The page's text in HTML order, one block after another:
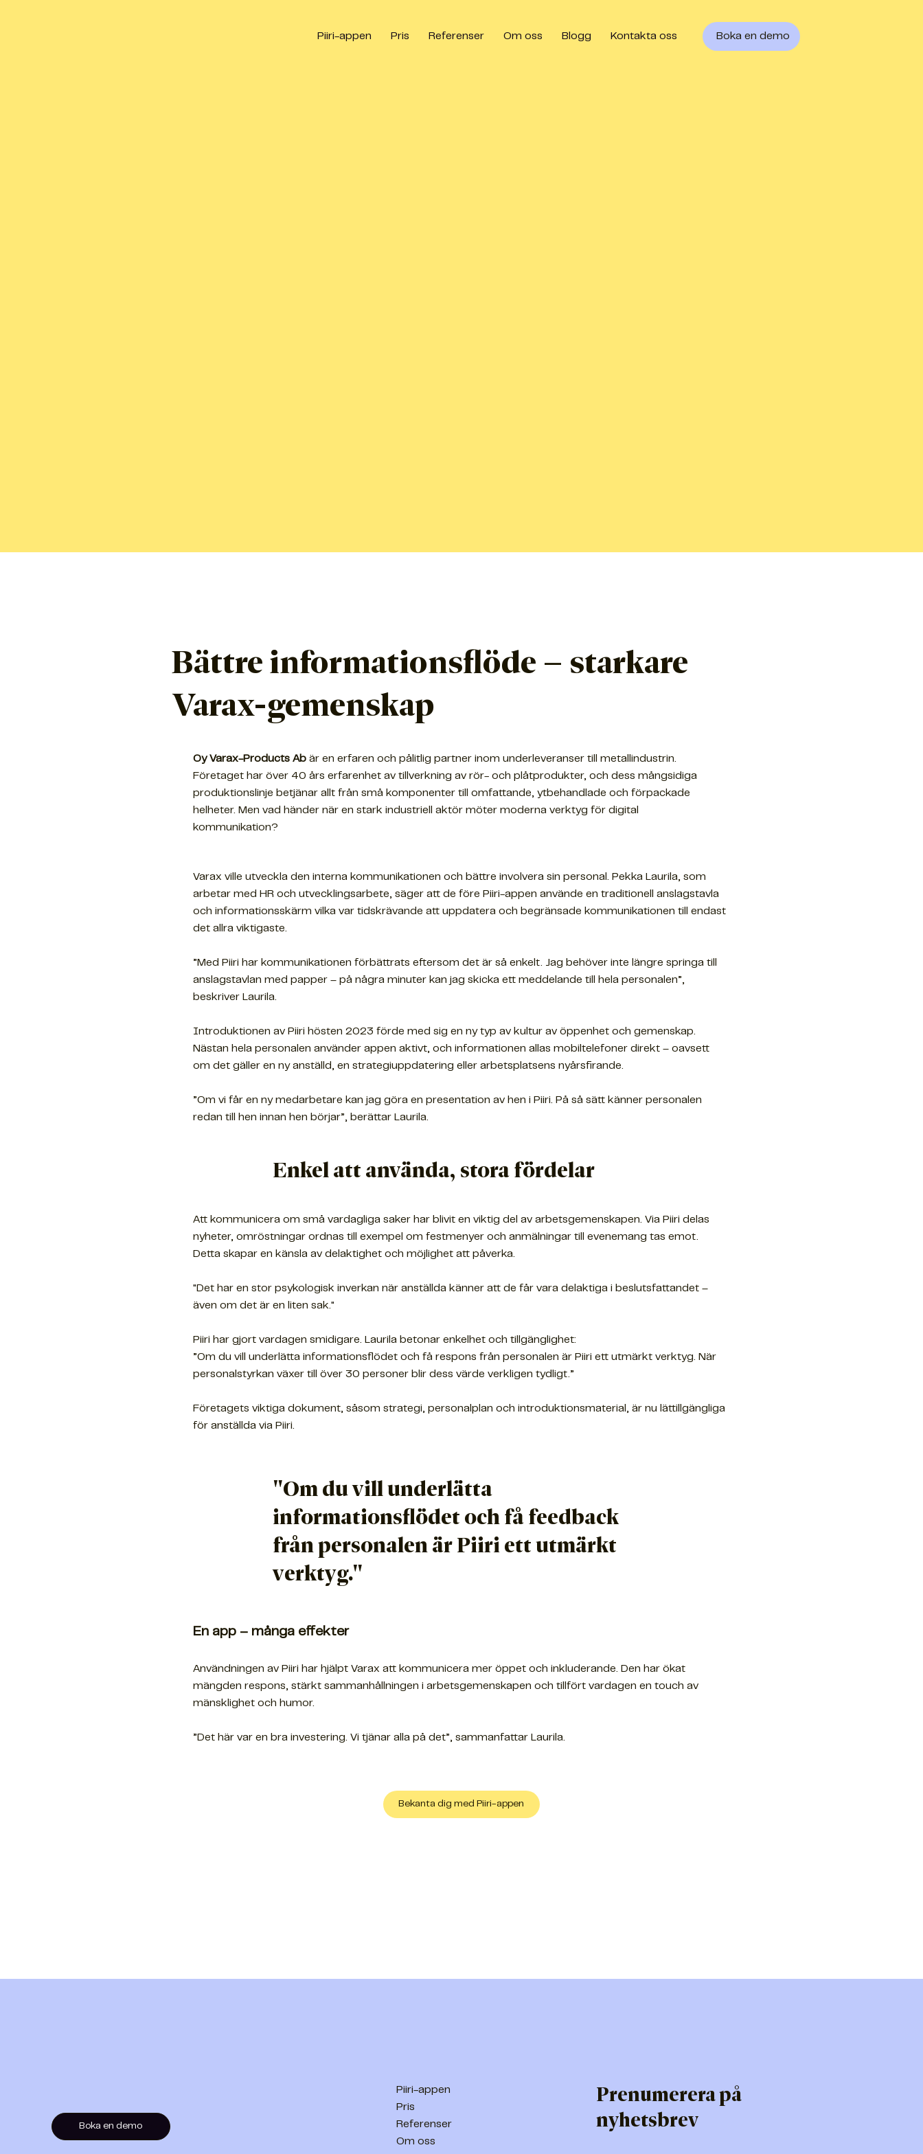
Piiri-appen Pris Referenser Om oss Blogg Kontakta oss Boka en demo
Bättre informationsflöde – starkare
Varax-gemenskap
Oy Varax-Products Abär en erfaren och pålitlig partner inom underleveranser till metallindustrin.
Företaget har över 40 års erfarenhet av tillverkning av rör- och plåtprodukter, och dess mångsidiga
produktionslinje betjänar allt från små komponenter till omfattande, ytbehandlade och förpackade
helheter. Men vad händer när en stark industriell aktör möter moderna verktyg för digital
kommunikation?
Varax ville utveckla den interna kommunikationen och bättre involvera sin personal. Pekka Laurila, som
arbetar med HR och utvecklingsarbete, säger att de före Piiri-appen använde en traditionell anslagstavla
och informationsskärm vilka var tidskrävande att uppdatera och begränsade kommunikationen till endast
det allra viktigaste.
”Med Piiri har kommunikationen förbättrats eftersom det är så enkelt. Jag behöver inte längre springa till
anslagstavlan med papper – på några minuter kan jag skicka ett meddelande till hela personalen”,
beskriver Laurila.
Introduktionen av Piiri hösten 2023 förde med sig en ny typ av kultur av öppenhet och gemenskap.
Nästan hela personalen använder appen aktivt, och informationen allas mobiltelefoner direkt – oavsett
om det gäller en ny anställd, en strategiuppdatering eller arbetsplatsens nyårsfirande.
”Om vi får en ny medarbetare kan jag göra en presentation av hen i Piiri. På så sätt känner personalen
redan till hen innan hen börjar”, berättar Laurila.
Enkel att använda, stora fördelar
Att kommunicera om små vardagliga saker har blivit en viktig del av arbetsgemenskapen. Via Piiri delas
nyheter, omröstningar ordnas till exempel om festmenyer och anmälningar till evenemang tas emot.
Detta skapar en känsla av delaktighet och möjlighet att påverka.
"Det har en stor psykologisk inverkan när anställda känner att de får vara delaktiga i beslutsfattandet –
även om det är en liten sak."
Piiri har gjort vardagen smidigare. Laurila betonar enkelhet och tillgänglighet:
”Om du vill underlätta informationsflödet och få respons från personalen är Piiri ett utmärkt verktyg. När
personalstyrkan växer till över 30 personer blir dess värde verkligen tydligt.”
Företagets viktiga dokument, såsom strategi, personalplan och introduktionsmaterial, är nu lättillgängliga
för anställda via Piiri.
"Om du vill underlätta
informationsflödet och få feedback
från personalen är Piiri ett utmärkt
verktyg."
En app – många effekter
Användningen av Piiri har hjälpt Varax att kommunicera mer öppet och inkluderande. Den har ökat
mängden respons, stärkt sammanhållningen i arbetsgemenskapen och tillfört vardagen en touch av
mänsklighet och humor.
”Det här var en bra investering. Vi tjänar alla på det”, sammanfattar Laurila.
Bekanta dig med Piiri-appen
Boka en demo
Piiri-appen
Pris
Referenser
Om oss
Prenumerera på
nyhetsbrev